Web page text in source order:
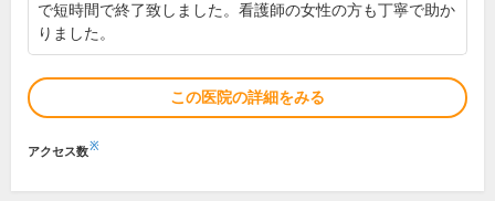
で短時間で終了致しました。看護師の女性の方も丁寧で助か
りました。
この医院の詳細をみる
アクセス数※